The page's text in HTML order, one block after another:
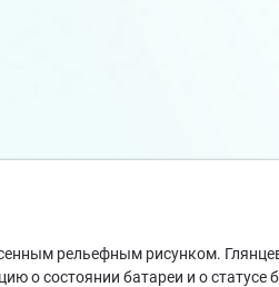
рельефным рисунком.
о состоянии батареи и о статусе